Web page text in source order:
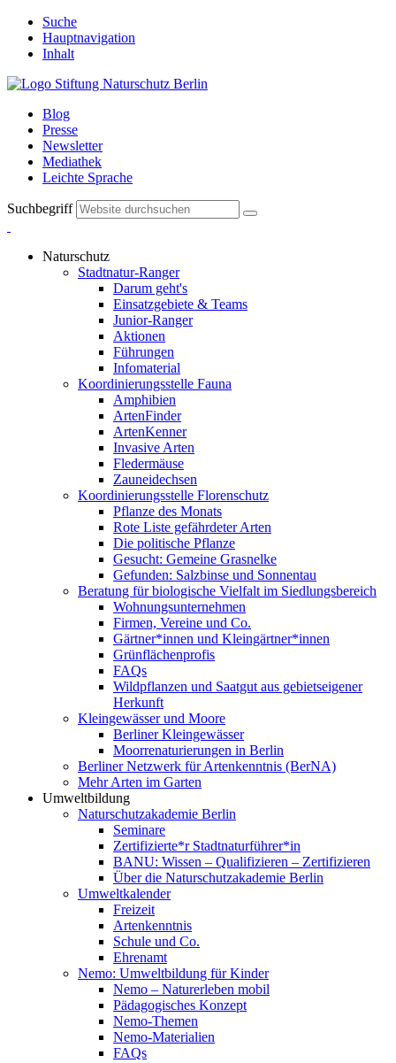
Suche
Hauptnavigation
Inhalt
Blog
Presse
Newsletter
Mediathek
Leichte Sprache
Suchbegriff
Naturschutz
Stadtnatur-Ranger
Darum geht's
Einsatzgebiete & Teams
Junior-Ranger
Aktionen
Führungen
Infomaterial
Koordinierungsstelle Fauna
Amphibien
ArtenFinder
ArtenKenner
Invasive Arten
Fledermäuse
Zauneidechsen
Koordinierungsstelle Florenschutz
Pflanze des Monats
Rote Liste gefährdeter Arten
Die politische Pflanze
Gesucht: Gemeine Grasnelke
Gefunden: Salzbinse und Sonnentau
Beratung für biologische Vielfalt im Siedlungsbereich
Wohnungsunternehmen
Firmen, Vereine und Co.
Gärtner*innen und Kleingärtner*innen
Grünflächenprofis
FAQs
Wildpflanzen und Saatgut aus gebietseigener
Herkunft
Kleingewässer und Moore
Berliner Kleingewässer
Moorrenaturierungen in Berlin
Berliner Netzwerk für Artenkenntnis (BerNA)
Mehr Arten im Garten
Umweltbildung
Naturschutzakademie Berlin
Seminare
Zertifizierte*r Stadtnaturführer*in
BANU: Wissen – Qualifizieren – Zertifizieren
Über die Naturschutzakademie Berlin
Umweltkalender
Freizeit
Artenkenntnis
Schule und Co.
Ehrenamt
Nemo: Umweltbildung für Kinder
Nemo – Naturerleben mobil
Pädagogisches Konzept
Nemo-Themen
Nemo-Materialien
FAQs